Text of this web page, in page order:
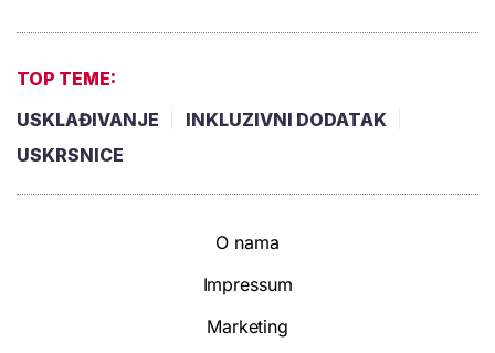
TOP TEME:
USKLAĐIVANJE
INKLUZIVNI DODATAK
USKRSNICE
O nama
Impressum
Marketing